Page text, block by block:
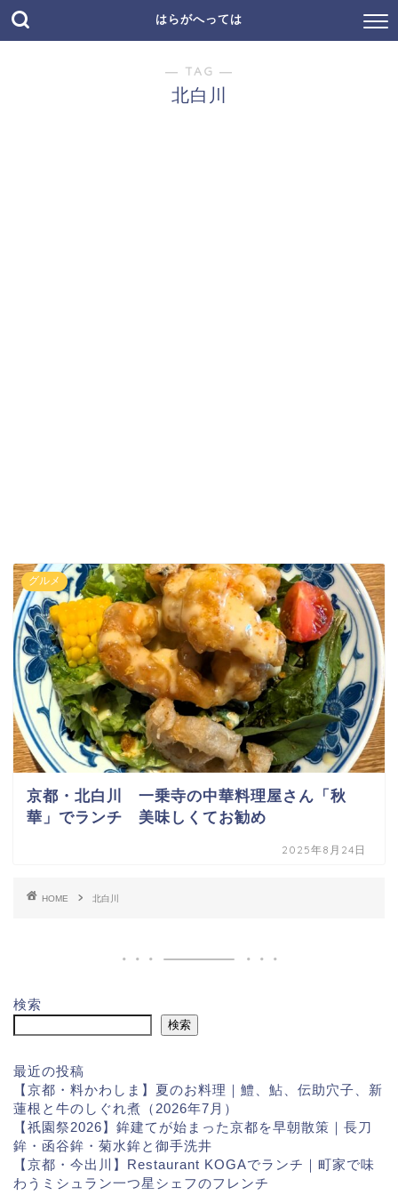
はらがへっては
― TAG ―
北白川
グルメ
京都・北白川 一乗寺の中華料理屋さん「秋
華」でランチ 美味しくてお勧め
2025年8月24日
HOME 北白川
検索
検索
最近の投稿
【京都・料かわしま】夏のお料理｜鱧、鮎、伝助穴子、新
蓮根と牛のしぐれ煮（2026年7月）
【祇園祭2026】鉾建てが始まった京都を早朝散策｜長刀
鉾・函谷鉾・菊水鉾と御手洗井
【京都・今出川】Restaurant KOGAでランチ｜町家で味
わうミシュラン一つ星シェフのフレンチ